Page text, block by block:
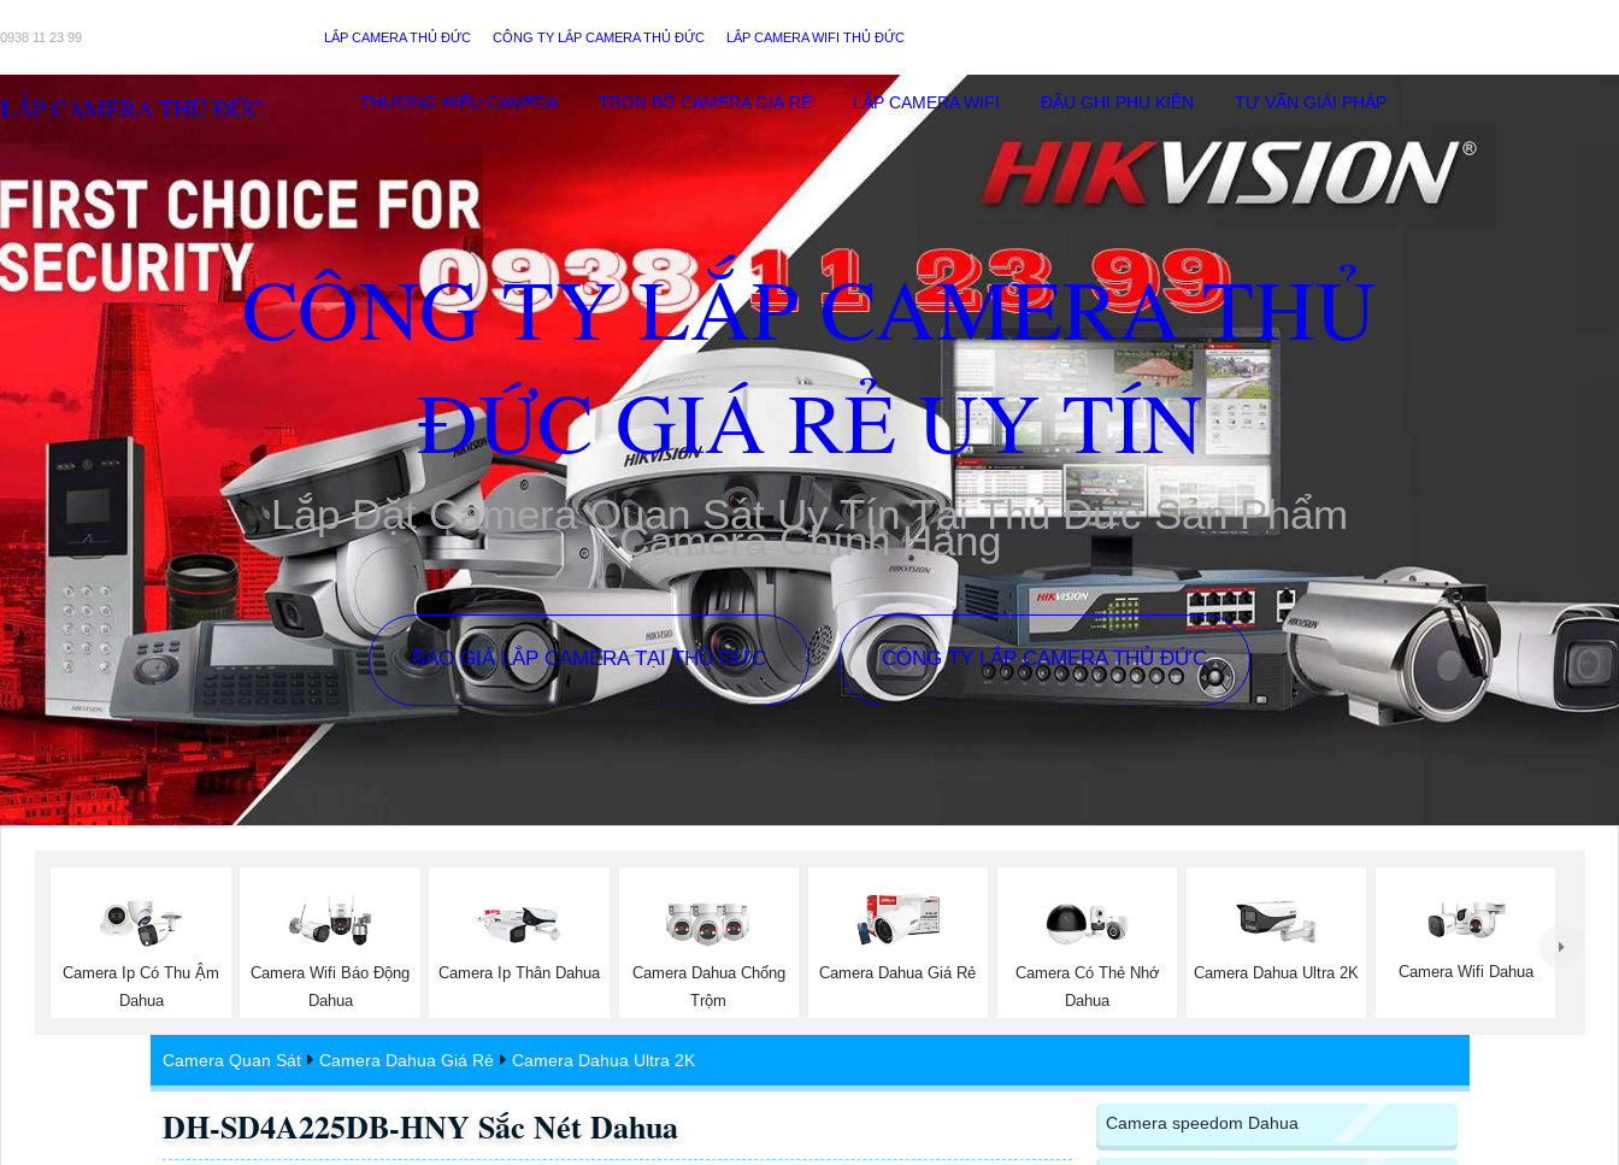
0938 11 23 99 LẮP CAMERA THỦ ĐỨC CÔNG TY LẮP CAMERA THỦ ĐỨC LẮP CAMERA WIFI THỦ ĐỨC
LẮP CAMERA THỦ ĐỨC THƯƠNG HIỆU CAMERA TRỌN BỘ CAMERA GIÁ RẺ LẮP CAMERA WIFI ĐẦU GHI PHỤ KIÊN TƯ VẤN GIẢI PHÁP
CÔNG TY LẮP CAMERA THỦ
ĐỨC GIÁ RẺ UY TÍN
Lắp Đặt Camera Quan Sát Uy Tín Tại Thủ Đức Sản Phẩm
Camera Chính Hãng
BÁO GIÁ LẮP CAMERA TẠI THỦ ĐỨC CÔNG TY LẮP CAMERA THỦ ĐỨC
Camera Ip Có Thu Ậm
Dahua
Camera Wifi Báo Động
Dahua
Camera Ip Thân Dahua
Camera Dahua Chống
Trộm
Camera Dahua Giá Rẻ
Camera Có Thẻ Nhớ
Dahua
Camera Dahua Ultra 2K Camera Wifi Dahua
Camera Quan Sát Camera Dahua Giá Rẻ Camera Dahua Ultra 2K
DH-SD4A225DB-HNY Sắc Nét Dahua Camera speedom Dahua